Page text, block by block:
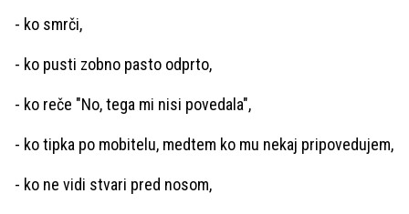
- ko smrči,
- ko pusti zobno pasto odprto,
- ko reče "No, tega mi nisi povedala",
- ko tipka po mobitelu, medtem ko mu nekaj pripovedujem,
- ko ne vidi stvari pred nosom,